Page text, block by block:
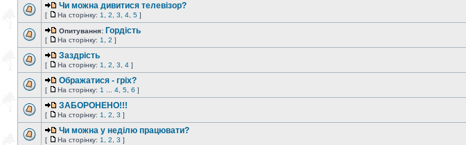
Чи можна дивитися телевізор?
[ На сторінку: 1 2 3 4 5 ]
Опитування: Гордість
[ На сторінку: 1 2 ]
Заздрість
[ На сторінку: 1 2 3 4 ]
Ображатися - гріх?
[ На сторінку: 1 4 5 6 ]
ЗАБОРОНЕНО!!!
[ На сторінку: 1 2 3 ]
Чи можна у неділю працювати?
[ На сторінку: 1 2 3 ]